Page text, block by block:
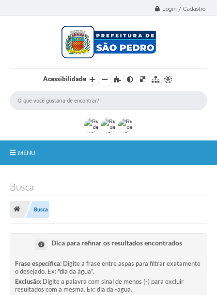
Login / Cadastro
Acessibilidade
MENU
Secretarias
Links importantes
Horários e itinerários dos ônibus urbanos de São Pedro
Queimada é crime! Denuncie!
Busca
Busca
Dica para refinar os resultados encontrados
Frase específica: Digite a frase entre aspas para filtrar exatamente
o desejado. Ex: "dia da água".
Exclusão: Digite a palavra com sinal de menos (-) para excluir
resultados com a mesma. Ex: dia da -agua.